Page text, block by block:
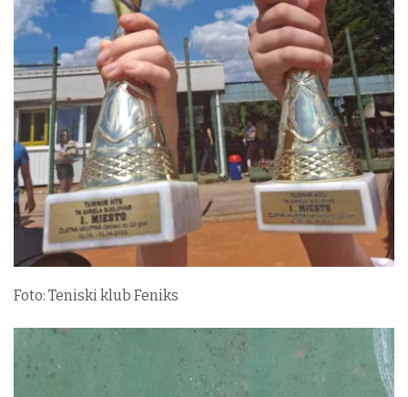
Foto: Teniski klub Feniks